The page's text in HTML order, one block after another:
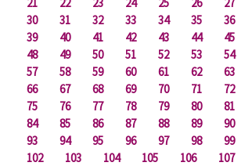
30
31 32 33 34 35 36
39
40 41 42 43 44 45
48
49 50 51 52 53 54
57
58 59 60 61 62 63
66
67 68 69 70 71 72
75
76 77 78 79 80 81
84
85 86 87 88 89 90
93
94 95 96 97 98 99
102
103 104 105 106 107